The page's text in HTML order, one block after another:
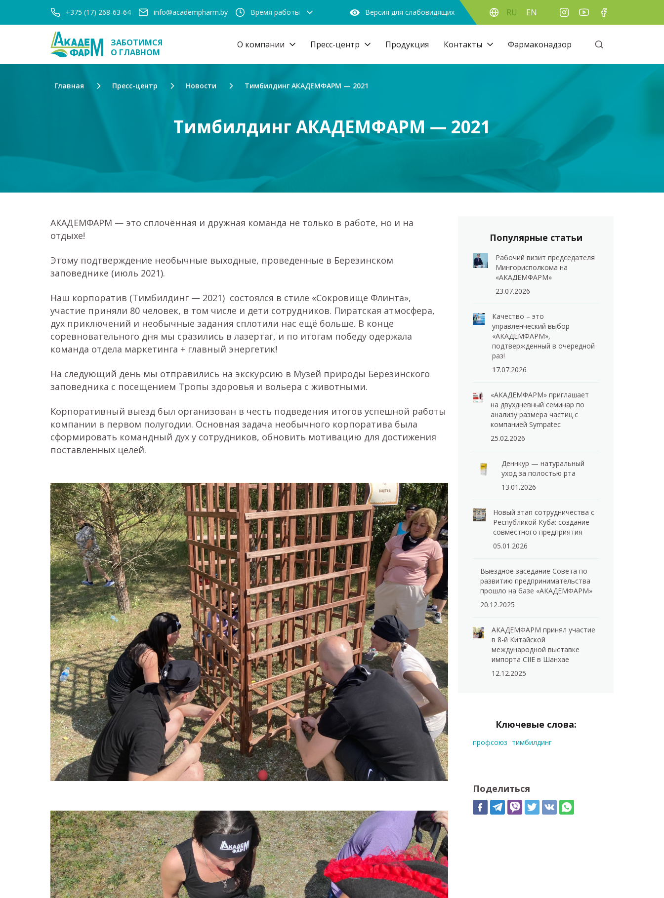
+375 (17) 268-63-64 info@academpharm.by Время работы Версия для слабовидящих RU EN
ЗАБОТИМСЯ
О ГЛАВНОМ
О компании Пресс-центр Продукция Контакты Фармаконадзор
Главная Пресс-центр Новости Тимбилдинг АКАДЕМФАРМ — 2021
Тимбилдинг АКАДЕМФАРМ — 2021
Популярные статьи
Рабочий визит председателя
Мингорисполкома на
«АКАДЕМФАРМ»
23.07.2026
Качество – это
управленческий выбор
«АКАДЕМФАРМ»,
подтвержденный в очередной
раз!
17.07.2026
«АКАДЕМФАРМ» приглашает
на двухдневный семинар по
анализу размера частиц с
компанией Sympatec
25.02.2026
Деннкур — натуральный
уход за полостью рта
13.01.2026
Новый этап сотрудничества с
Республикой Куба: создание
совместного предприятия
05.01.2026
Выездное заседание Совета по
развитию предпринимательства
прошло на базе «АКАДЕМФАРМ»
20.12.2025
АКАДЕМФАРМ принял участие
в 8-й Китайской
международной выставке
импорта CIIE в Шанхае
12.12.2025
Ключевые слова:
профсоюз тимбилдинг
Поделиться
АКАДЕМФАРМ — это сплочённая и дружная команда не только в работе, но и на
отдыхе!
Этому подтверждение необычные выходные, проведенные в Березинском
заповеднике (июль 2021).
Наш корпоратив (Тимбилдинг — 2021) состоялся в стиле «Сокровище Флинта»,
участие приняли 80 человек, в том числе и дети сотрудников. Пиратская атмосфера,
дух приключений и необычные задания сплотили нас ещё больше. В конце
соревновательного дня мы сразились в лазертаг, и по итогам победу одержала
команда отдела маркетинга + главный энергетик!
На следующий день мы отправились на экскурсию в Музей природы Березинского
заповедника с посещением Тропы здоровья и вольера с животными.
Корпоративный выезд был организован в честь подведения итогов успешной работы
компании в первом полугодии. Основная задача необычного корпоратива была
сформировать командный дух у сотрудников, обновить мотивацию для достижения
поставленных целей.